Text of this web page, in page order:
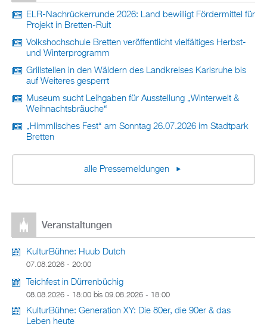
ELR-Nachrückerrunde 2026: Land bewilligt Fördermittel für
Projekt in Bretten-Ruit
Volkshochschule Bretten veröffentlicht vielfältiges Herbst-
und Winterprogramm
Grillstellen in den Wäldern des Landkreises Karlsruhe bis
auf Weiteres gesperrt
Museum sucht Leihgaben für Ausstellung „Winterwelt &
Weihnachtsbräuche“
„Himmlisches Fest“ am Sonntag 26.07.2026 im Stadtpark
Bretten
alle Pressemeldungen
Veranstaltungen
KulturBühne: Huub Dutch
07.08.2026 - 20:00
Teichfest in Dürrenbüchig
08.08.2026 - 18:00 bis 09.08.2026 - 18:00
KulturBühne: Generation XY: Die 80er, die 90er & das
Leben heute